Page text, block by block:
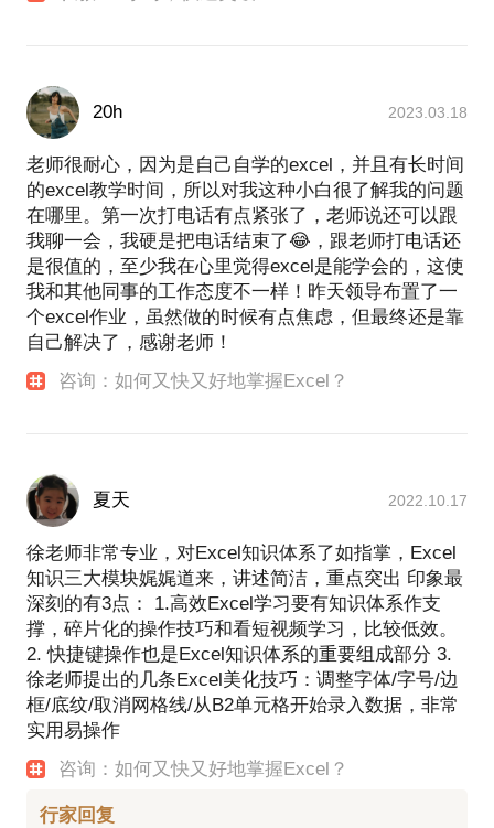
20h 2023.03.18
老师很耐心，因为是自己自学的excel，并且有长时间
的excel教学时间，所以对我这种小白很了解我的问题
在哪里。第一次打电话有点紧张了，老师说还可以跟
我聊一会，我硬是把电话结束了😂，跟老师打电话还
是很值的，至少我在心里觉得excel是能学会的，这使
我和其他同事的工作态度不一样！昨天领导布置了一
个excel作业，虽然做的时候有点焦虑，但最终还是靠
自己解决了，感谢老师！
咨询：如何又快又好地掌握Excel？
夏天 2022.10.17
徐老师非常专业，对Excel知识体系了如指掌，Excel
知识三大模块娓娓道来，讲述简洁，重点突出 印象最
深刻的有3点： 1.高效Excel学习要有知识体系作支
撑，碎片化的操作技巧和看短视频学习，比较低效。
2. 快捷键操作也是Excel知识体系的重要组成部分 3.
徐老师提出的几条Excel美化技巧：调整字体/字号/边
框/底纹/取消网格线/从B2单元格开始录入数据，非常
实用易操作
咨询：如何又快又好地掌握Excel？
行家回复